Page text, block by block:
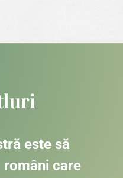
refer to
este să
care